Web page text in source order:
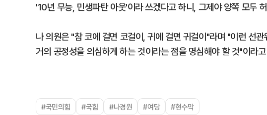
'10년 무능, 민생파탄 아웃'이라 쓰겠다고 하니, 그제야 양쪽 모두
나 의원은 "참 코에 걸면 코걸이, 귀에 걸면 귀걸이"라며 "이런 선
거의 공정성을 의심하게 하는 것이라는 점을 명심해야 할 것"이라
#국민의힘 #국힘 #나경원 #여당 #현수막